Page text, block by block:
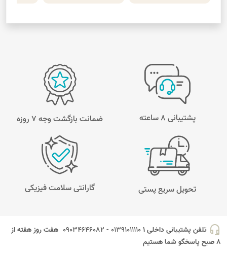
پشتیبانی 8 ساعته ضمانت بازگشت وجه ۷ روزه
تحویل سریع پستی گارانتی سلامت فیزیکی
headset_mic تلفن پشتیبانی داخلی 1 01391011110 - 09034646082
هفت روز هفته از
8 صبح پاسخگو شما هستیم